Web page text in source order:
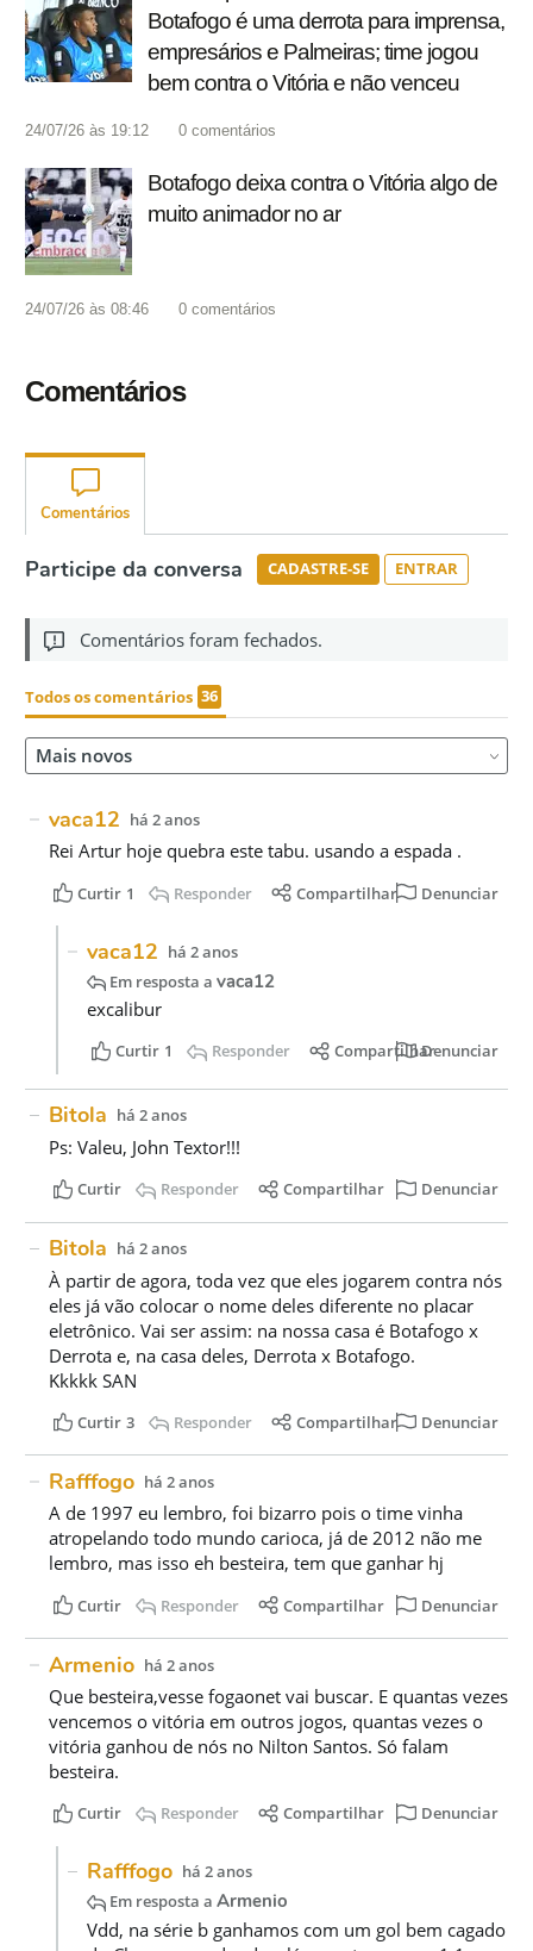
Botafogo é uma derrota para imprensa,
empresários e Palmeiras; time jogou
bem contra o Vitória e não venceu
24/07/26 às 19:12 0 comentários
Botafogo deixa contra o Vitória algo de
muito animador no ar
24/07/26 às 08:46 0 comentários
Comentários